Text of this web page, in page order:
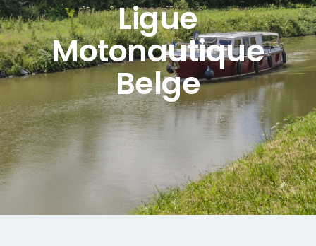
Ligue
Motonautique
Belge